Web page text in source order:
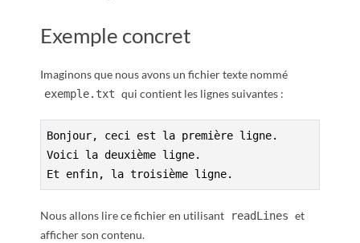
Exemple concret
Imaginons que nous avons un fichier texte nommé
exemple.txt qui contient les lignes suivantes :
Bonjour, ceci est la première ligne.
Voici la deuxième ligne.
Et enfin, la troisième ligne.
Nous allons lire ce fichier en utilisant readLines et
afficher son contenu.